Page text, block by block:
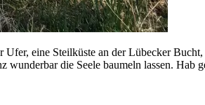
Ufer, eine Steilküste an der Lübecker
wunderbar die Seele baumeln lassen. Hab